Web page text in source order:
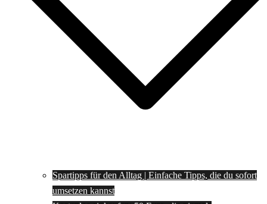
Spartipps für den Alltag | Einfache Tipps, die du sofort
umsetzen kannst